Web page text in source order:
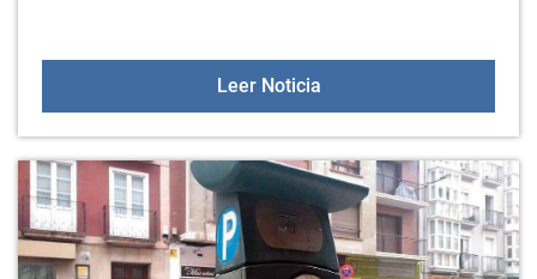
Leer NoticiaTorneo de fútbol 5 del